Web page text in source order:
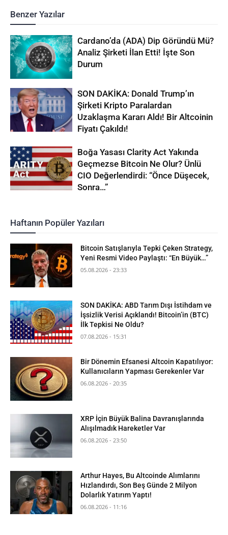
Benzer Yazılar
Cardano’da (ADA) Dip Göründü Mü?
Analiz Şirketi İlan Etti! İşte Son
Durum
SON DAKİKA: Donald Trump’ın
Şirketi Kripto Paralardan
Uzaklaşma Kararı Aldı! Bir Altcoinin
Fiyatı Çakıldı!
Boğa Yasası Clarity Act Yakında
Geçmezse Bitcoin Ne Olur? Ünlü
CIO Değerlendirdi: “Önce Düşecek,
Sonra…”
Haftanın Popüler Yazıları
Bitcoin Satışlarıyla Tepki Çeken Strategy,
Yeni Resmi Video Paylaştı: “En Büyük…”
05.08.2026 - 23:33
SON DAKİKA: ABD Tarım Dışı İstihdam ve
İşsizlik Verisi Açıklandı! Bitcoin’in (BTC)
İlk Tepkisi Ne Oldu?
07.08.2026 - 15:31
Bir Dönemin Efsanesi Altcoin Kapatılıyor:
Kullanıcıların Yapması Gerekenler Var
06.08.2026 - 20:35
XRP İçin Büyük Balina Davranışlarında
Alışılmadık Hareketler Var
06.08.2026 - 23:50
Arthur Hayes, Bu Altcoinde Alımlarını
Hızlandırdı, Son Beş Günde 2 Milyon
Dolarlık Yatırım Yaptı!
06.08.2026 - 11:16